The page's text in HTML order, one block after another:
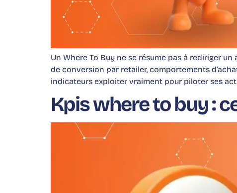
Un Where To Buy ne se résume pas à rediriger
de conversion par retailer, comportements
indicateurs exploiter vraiment pour piloter ses
Kpis where to buy :